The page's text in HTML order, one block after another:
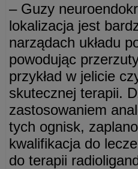
– Guzy
lokalizacja jest
narządach układu
powodując
przykład w jelicie
skutecznej terapii.
zastosowaniem
tych ognisk,
kwalifikacja do
do terapii